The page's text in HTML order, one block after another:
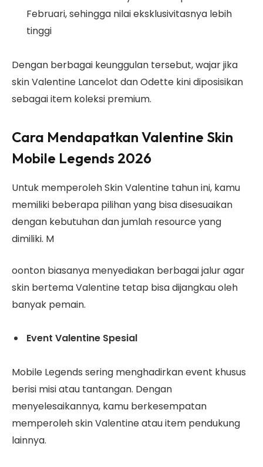
Februari, sehingga nilai eksklusivitasnya lebih
tinggi
Dengan berbagai keunggulan tersebut, wajar jika
skin Valentine Lancelot dan Odette kini diposisikan
sebagai item koleksi premium.
Cara Mendapatkan Valentine Skin
Mobile Legends 2026
Untuk memperoleh Skin Valentine tahun ini, kamu
memiliki beberapa pilihan yang bisa disesuaikan
dengan kebutuhan dan jumlah resource yang
dimiliki. M
oonton biasanya menyediakan berbagai jalur agar
skin bertema Valentine tetap bisa dijangkau oleh
banyak pemain.
Event Valentine Spesial
Mobile Legends sering menghadirkan event khusus
berisi misi atau tantangan. Dengan
menyelesaikannya, kamu berkesempatan
memperoleh skin Valentine atau item pendukung
lainnya.